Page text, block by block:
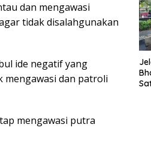
dan mengawasi
tidak disalahgunakan
ide negatif yang
mengawasi dan patroli
mengawasi putra